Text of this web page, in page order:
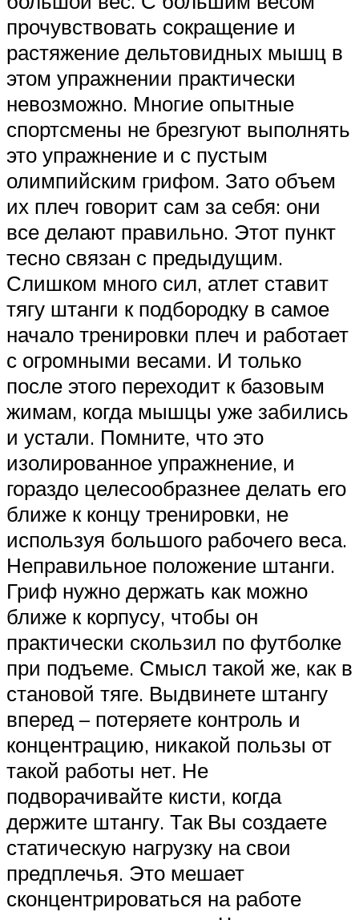
прочувствовать сокращение и
растяжение дельтовидных мышц в
этом упражнении практически
невозможно. Многие опытные
спортсмены не брезгуют выполнять
это упражнение и с пустым
олимпийским грифом. Зато объем
их плеч говорит сам за себя: они
все делают правильно. Этот пункт
тесно связан с предыдущим.
Слишком много сил, атлет ставит
тягу штанги к подбородку в самое
начало тренировки плеч и работает
с огромными весами. И только
после этого переходит к базовым
жимам, когда мышцы уже забились
и устали. Помните, что это
изолированное упражнение, и
гораздо целесообразнее делать его
ближе к концу тренировки, не
используя большого рабочего веса.
Неправильное положение штанги.
Гриф нужно держать как можно
ближе к корпусу, чтобы он
практически скользил по футболке
при подъеме. Смысл такой же, как в
становой тяге. Выдвинете штангу
вперед – потеряете контроль и
концентрацию, никакой пользы от
такой работы нет. Не
подворачивайте кисти, когда
держите штангу. Так Вы создаете
статическую нагрузку на свои
предплечья. Это мешает
сконцентрироваться на работе